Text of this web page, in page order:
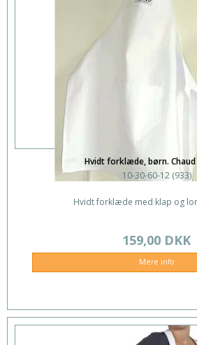
Hvidt forklæde, børn. Chaud
10-30-60-12 (933)
Hvidt forklæde med klap og
159,00 DKK
Mere info